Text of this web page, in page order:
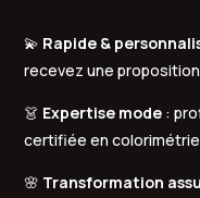
💫 Rapide &
recevez une
👗 Expertise mode :
certifiée en
🌸 Transformation